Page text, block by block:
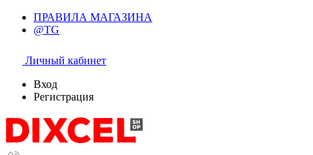
ПРАВИЛА МАГАЗИНА
@TG
Личный кабинет
Вход
Регистрация